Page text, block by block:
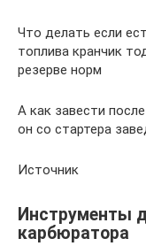
Что делать если
топлива кранчик
резерве норм
А как завести
он со стартера
Источник
Инструменты
карбюратора